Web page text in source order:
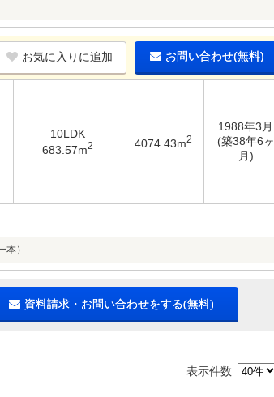
お気に入りに追加 お問い合わせ(無料)
10LDK
683.57m2 4074.43m2
1988年3月
(築38年6ヶ
月)
）
資料請求・お問い合わせをする(無料)
表示件数